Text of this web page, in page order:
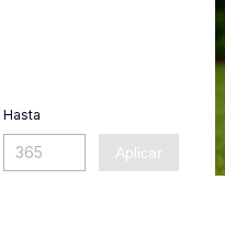
Hasta
Aplicar